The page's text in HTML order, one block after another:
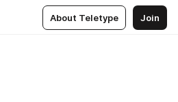
About Teletype Join